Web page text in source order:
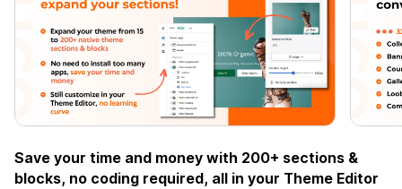
Save your time and money with 200+ sections &
blocks, no coding required, all in your Theme Editor